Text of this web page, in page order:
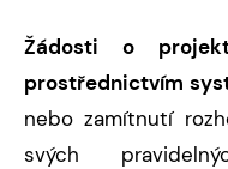
Žádosti o
prostřednictvím
nebo zamítnutí
svých